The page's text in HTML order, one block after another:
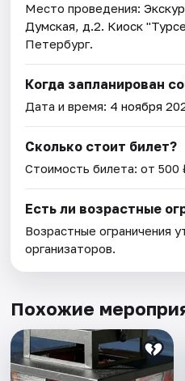
Место проведения:
Думская, д.2. Киоск
Петербург.
Когда запланирован
Дата и время: 4 ноября
Сколько стоит билет?
Стоимость билета: от 500
Есть ли возрастные
Возрастные ограничения
организаторов.
Похожие